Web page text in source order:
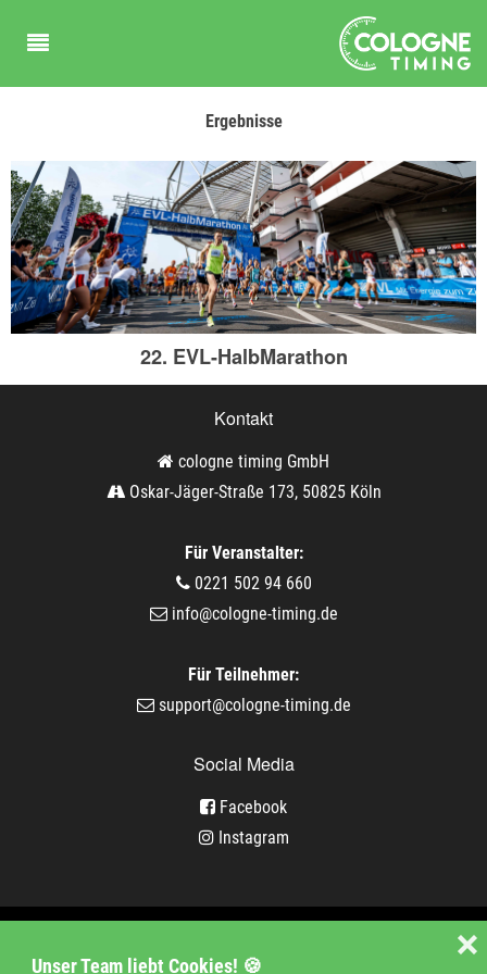
Unser Team liebt Cookies! 🍪
❌
Ergebnisse
22. EVL-HalbMarathon
Kontakt
cologne timing GmbH
Oskar-Jäger-Straße 173, 50825 Köln
Für Veranstalter:
0221 502 94 660
info@cologne-timing.de
Für Teilnehmer:
support@cologne-timing.de
Social Media
Facebook
Instagram
Unternehmen